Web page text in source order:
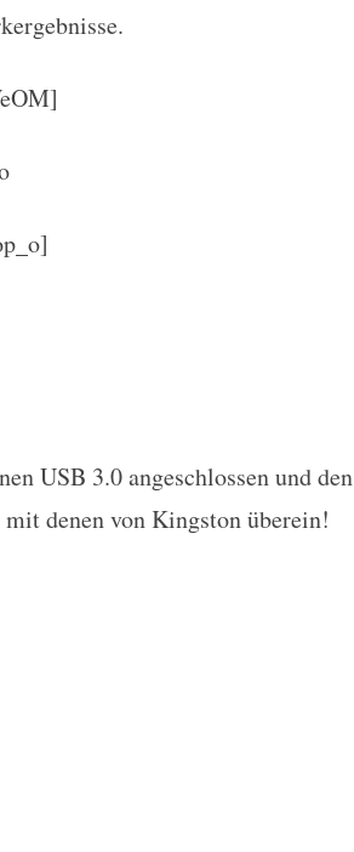
USB 3.0 angeschlossen und den
denen von Kingston überein!